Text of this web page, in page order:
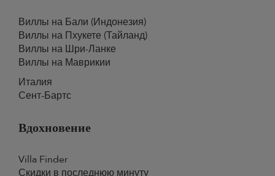
Виллы на Бали (Индонезия)
Виллы на Пхукете (Тайланд)
Виллы на Шри-Ланке
Виллы на Маврикии
Италия
Сент-Бартс
Вдохновение
Villa Finder
Скидки в последнюю минуту